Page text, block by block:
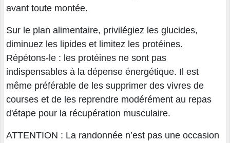
avant toute montée.
Sur le plan alimentaire, privilégiez les glucides,
diminuez les lipides et limitez les protéines.
Répétons-le : les protéines ne sont pas
indispensables à la dépense énergétique. Il est
même préférable de les supprimer des vivres de
courses et de les reprendre modérément au repas
d'étape pour la récupération musculaire.
ATTENTION : La randonnée n’est pas une occasion